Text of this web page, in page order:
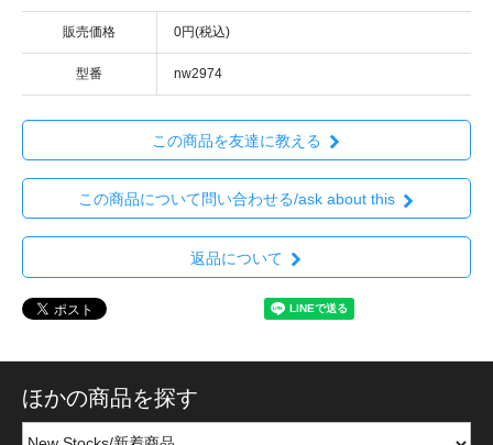
販売価格 0円(税込)
型番 nw2974
この商品を友達に教える
この商品について問い合わせる/ask about this
返品について
ほかの商品を探す